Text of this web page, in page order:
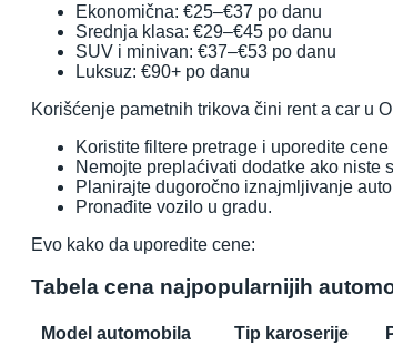
Ekonomična: €25–€37 po danu
Srednja klasa: €29–€45 po danu
SUV i minivan: €37–€53 po danu
Luksuz: €90+ po danu
Korišćenje pametnih trikova čini rent a car u
Koristite filtere pretrage i uporedite
Nemojte preplaćivati dodatke ako niste
Planirajte dugoročno iznajmljivanje
Pronađite vozilo u gradu.
Evo kako da uporedite cene:
Tabela cena najpopularnijih
Model automobila Tip karoserije